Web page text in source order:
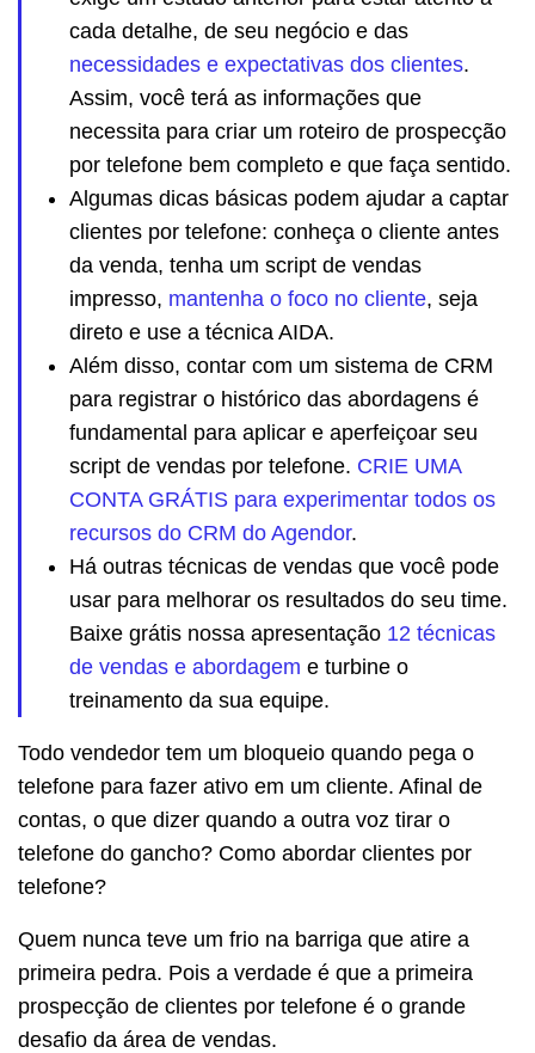
cada detalhe, de seu negócio e das
necessidades e expectativas dos clientes.
Assim, você terá as informações que
necessita para criar um roteiro de prospecção
por telefone bem completo e que faça sentido.
Algumas dicas básicas podem ajudar a captar
clientes por telefone: conheça o cliente antes
da venda, tenha um script de vendas
impresso, mantenha o foco no cliente, seja
direto e use a técnica AIDA.
Além disso, contar com um sistema de CRM
para registrar o histórico das abordagens é
fundamental para aplicar e aperfeiçoar seu
script de vendas por telefone. CRIE UMA
CONTA GRÁTIS para experimentar todos os
recursos do CRM do Agendor.
Há outras técnicas de vendas que você pode
usar para melhorar os resultados do seu time.
Baixe grátis nossa apresentação 12 técnicas
de vendas e abordagem e turbine o
treinamento da sua equipe.
Todo vendedor tem um bloqueio quando pega o
telefone para fazer ativo em um cliente. Afinal de
contas, o que dizer quando a outra voz tirar o
telefone do gancho? Como abordar clientes por
telefone?
Quem nunca teve um frio na barriga que atire a
primeira pedra. Pois a verdade é que a primeira
prospecção de clientes por telefone é o grande
desafio da área de vendas.